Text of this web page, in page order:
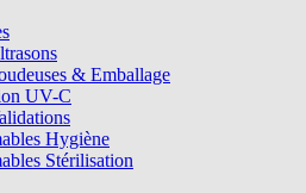
& Emballage
UV-C
Hygiène
Stérilisation